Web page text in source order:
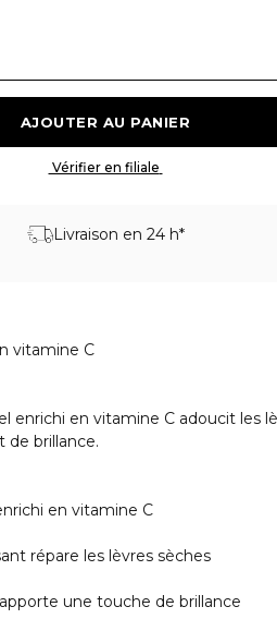
Livraison en 24 h*
vitamine C
enrichi en vitamine C adoucit les
de brillance.
en vitamine C
répare les lèvres sèches
une touche de brillance